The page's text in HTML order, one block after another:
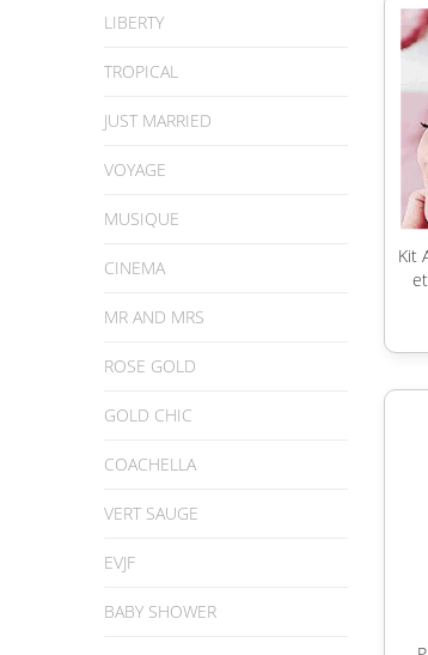
LIBERTY
TROPICAL
JUST MARRIED
VOYAGE
MUSIQUE
CINEMA
MR AND MRS
ROSE GOLD
GOLD CHIC
COACHELLA
VERT SAUGE
EVJF
BABY SHOWER
Kit